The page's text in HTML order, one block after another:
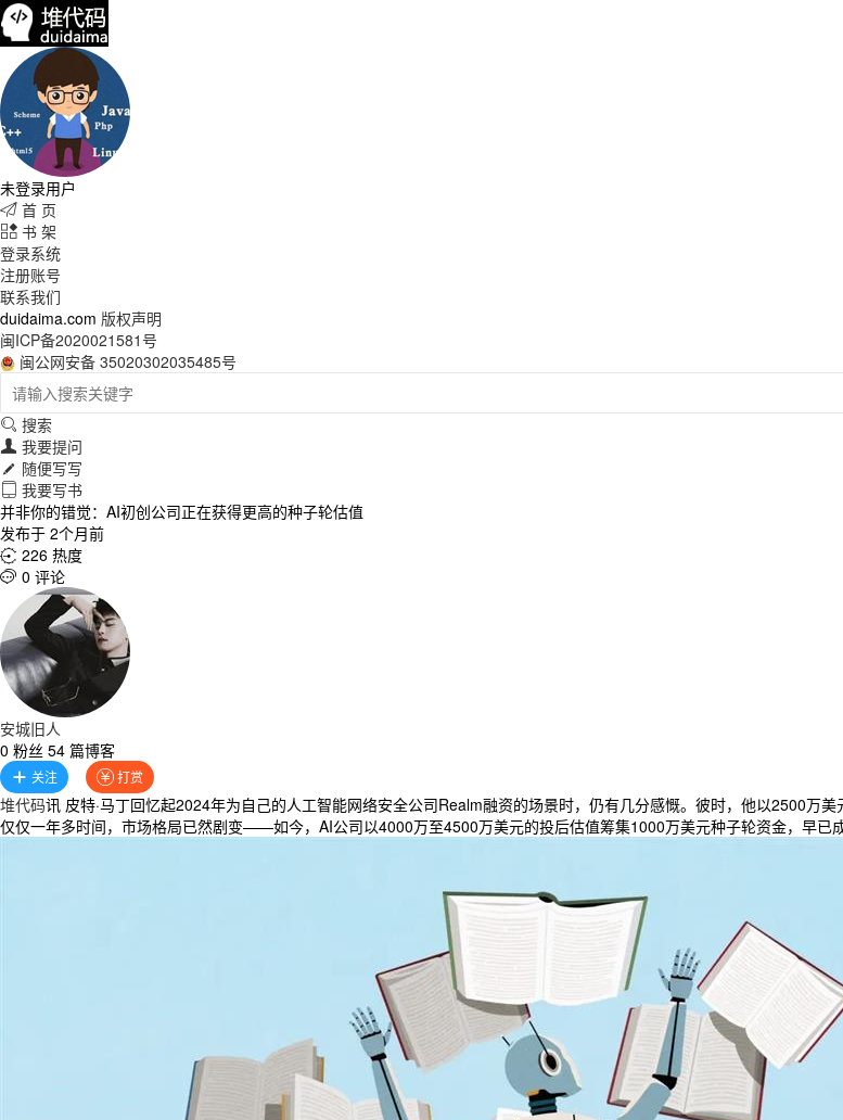
未登录用户
 首 页
 书 架
登录系统
注册账号
联系我们
duidaima.com 版权声明
闽ICP备2020021581号
闽公网安备 35020302035485号
 搜索
 我要提问
 随便写写
 我要写书
并非你的错觉：AI初创公司正在获得更高的种子轮估值
发布于 2个月前
 226 热度
 0 评论
安城旧人
0 粉丝 54 篇博客
 关注 打赏
堆代码讯 皮特·马丁回忆起2024年为自己的人工智能网络安全公司Realm融资的场景时，仍有几分感慨。彼时，他以2500万
仅仅一年多时间，市场格局已然剧变——如今，AI公司以4000万至4500万美元的投后估值筹集1000万美元种子轮资金，早已成